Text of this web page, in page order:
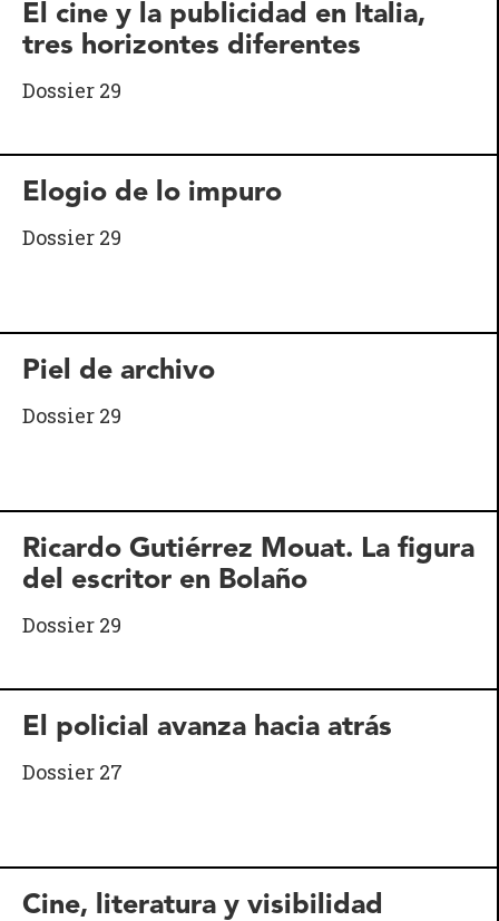
El cine y la publicidad en Italia,
tres horizontes diferentes
Dossier 29
Elogio de lo impuro
Dossier 29
Piel de archivo
Dossier 29
Ricardo Gutiérrez Mouat. La figura
del escritor en Bolaño
Dossier 29
El policial avanza hacia atrás
Dossier 27
Cine, literatura y visibilidad